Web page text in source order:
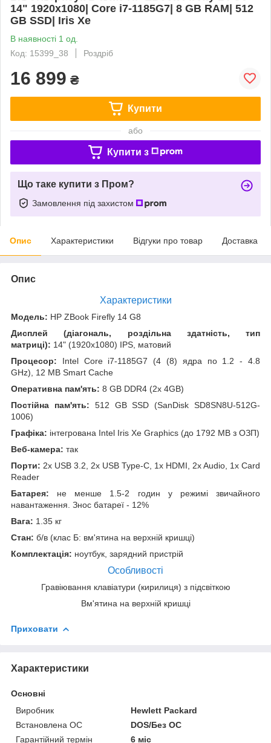
14" 1920x1080| Core i7-1185G7| 8 GB RAM| 512
GB SSD| Iris Xe
В наявності 1 од.
Код: 15399_38
Роздріб
16 899 ₴
Купити
або
Купити з
Що таке купити з Пром?
Замовлення під захистом
Опис Характеристики Відгуки про товар Доставка
Опис
Характеристики
Модель: HP ZBook Firefly 14 G8
Дисплей (діагональ, роздільна здатність, тип
матриці): 14" (1920x1080) IPS, матовий
Процесор: Intel Core i7-1185G7 (4 (8) ядра по 1.2 - 4.8
GHz), 12 MB Smart Cache
Оперативна пам'ять: 8 GB DDR4 (2x 4GB)
Постійна пам'ять: 512 GB SSD (SanDisk SD8SN8U-512G-
1006)
Графіка: інтегрована Intel Iris Xe Graphics (до 1792 MB з ОЗП)
Веб-камера: так
Порти: 2x USB 3.2, 2x USB Type-C, 1x HDMI, 2x Audio, 1x Card
Reader
Батарея: не менше 1.5-2 годин у режимі звичайного
навантаження. Знос батареї - 12%
Вага: 1.35 кг
Стан: б/в (клас Б: вм'ятина на верхній кришці)
Комплектація: ноутбук, зарядний пристрій
Особливості
Гравіювання клавіатури (кирилиця) з підсвіткою
Вм'ятина на верхній кришці
Приховати
Характеристики
Основні
Виробник
Hewlett Packard
Встановлена ОС
DOS/Без ОС
Гарантійний термін
6 міс